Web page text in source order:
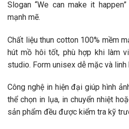
Slogan “We can make it
mạnh mẽ.
Chất liệu thun cotton 100% mềm
hút mồ hôi tốt, phù hợp khi làm
studio. Form unisex dễ mặc và linh
Công nghệ in hiện đại giúp hình
thể chọn in lụa, in chuyển nhiệt
sản phẩm đều được kiểm tra kỹ